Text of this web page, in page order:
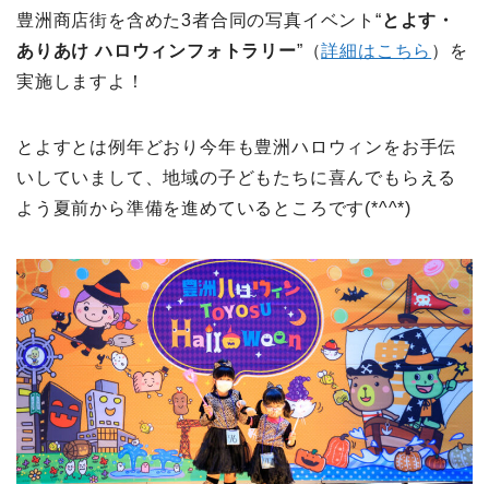
豊洲商店街を含めた3者合同の写真イベント“とよす・
ありあけ ハロウィンフォトラリー”（詳細はこちら ）を
実施しますよ！
とよすとは例年どおり今年も豊洲ハロウィンをお手伝
いしていまして、地域の子どもたちに喜んでもらえる
よう夏前から準備を進めているところです(*^^*)